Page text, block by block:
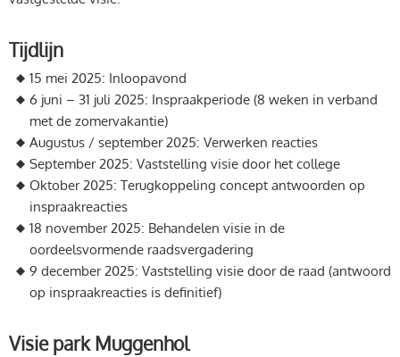
Tijdlijn
15 mei 2025: Inloopavond
6 juni – 31 juli 2025: Inspraakperiode (8 weken in verband
met de zomervakantie)
Augustus / september 2025: Verwerken reacties
September 2025: Vaststelling visie door het college
Oktober 2025: Terugkoppeling concept antwoorden op
inspraakreacties
18 november 2025: Behandelen visie in de
oordeelsvormende raadsvergadering
9 december 2025: Vaststelling visie door de raad (antwoord
op inspraakreacties is definitief)
Visie park Muggenhol